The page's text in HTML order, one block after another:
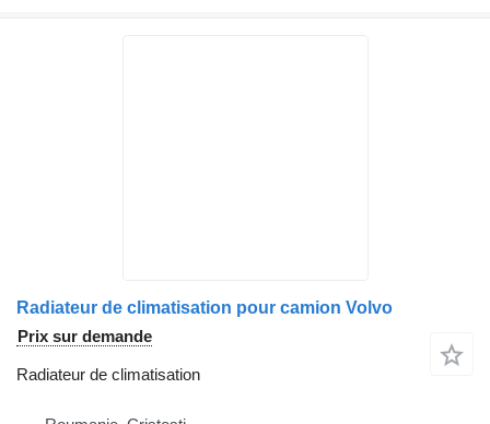
Radiateur de climatisation pour camion Volvo
Prix sur demande
Radiateur de climatisation